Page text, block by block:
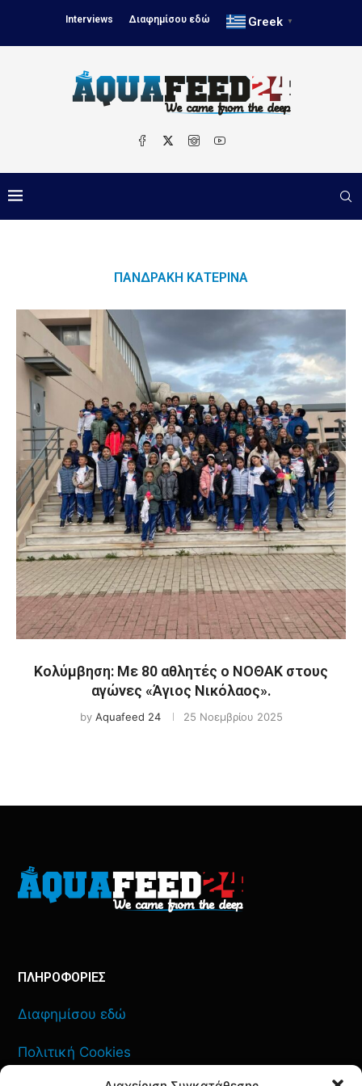
Interviews Διαφημίσου εδώ Greek ▼
ΠΑΝΔΡΑΚΗ ΚΑΤΕΡΊΝΑ
Κολύμβηση: Με 80 αθλητές ο ΝΟΘΑΚ στους
αγώνες «Άγιος Νικόλαος».
by Aquafeed 24 25 Νοεμβρίου 2025
ΠΛΗΡΟΦΟΡΙΕΣ
Διαφημίσου εδώ
Πολιτική Cookies